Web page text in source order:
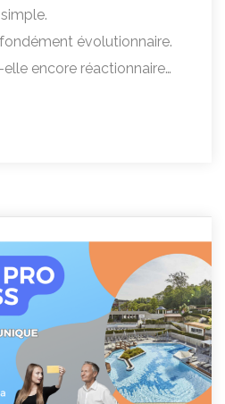
évolutionnaire.
encore réactionnaire…